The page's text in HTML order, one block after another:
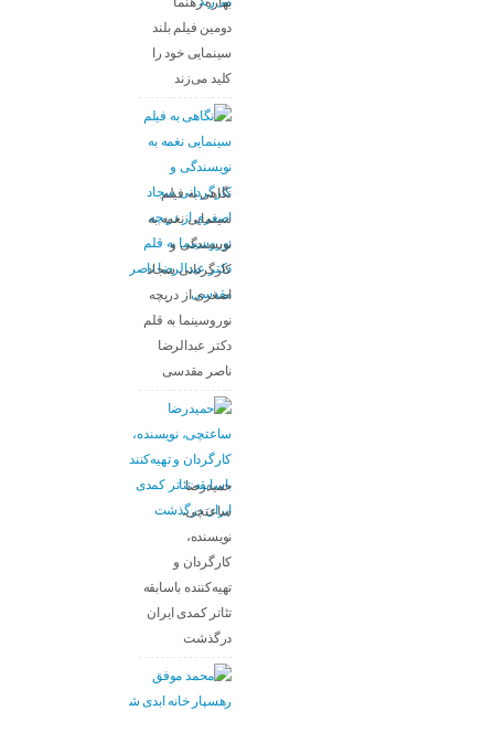
دومین فیلم بلند
سینمایی خود را
کلید می‌زند
نگاهی به فیلم
سینمایی نغمه به
نویسندگی و
کارگردانی سجاد
اصغری از دریچه
نوروسینما به قلم
دکتر عبدالرضا
ناصر مقدسی
حمیدرضا
ساعتچی،
نویسنده،
کارگردان و
تهیه‌کننده باسابقه
تئاتر کمدی ایران
درگذشت